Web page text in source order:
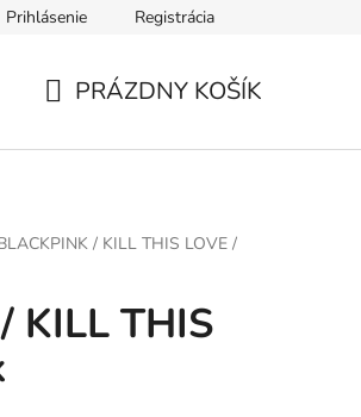
Prihlásenie Registrácia
PRÁZDNY KOŠÍK
/ KILL THIS LOVE /
KILL THIS